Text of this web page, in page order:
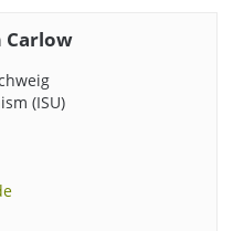
Carlow
(ISU)